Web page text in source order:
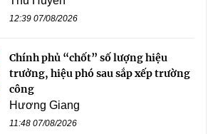
12:39 07/08/2026
Chính phủ “chốt” số lượng hiệu
trưởng, hiệu phó sau sắp xếp trường
công
Hương Giang
11:48 07/08/2026